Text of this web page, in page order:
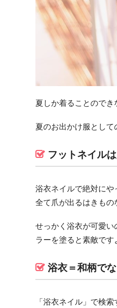
夏しか着ることので
夏のお出かけ服とし
フットネイルは
浴衣ネイルで絶対に
全て爪が出るはきもの
せっかく浴衣が可愛
ラーを塗ると素敵です
浴衣＝和柄で
「浴衣ネイル」で検